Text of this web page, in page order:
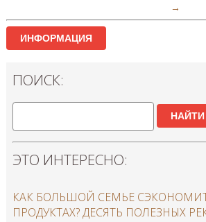
→
ИНФОРМАЦИЯ
ПОИСК:
НАЙТИ
ЭТО ИНТЕРЕСНО:
КАК БОЛЬШОЙ СЕМЬЕ
ПРОДУКТАХ? ДЕСЯТЬ ПОЛЕЗНЫХ